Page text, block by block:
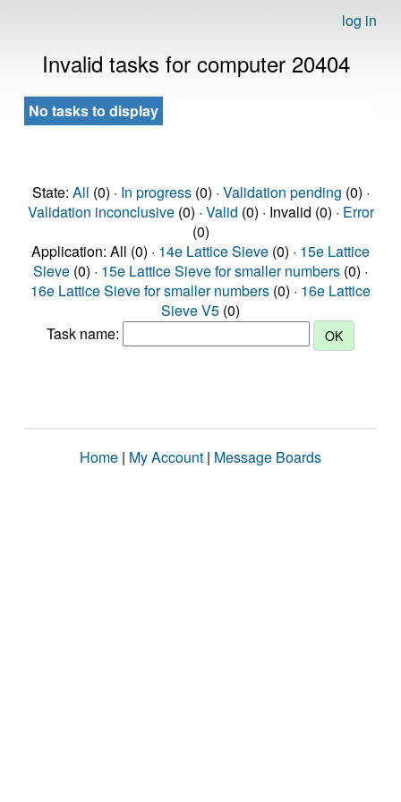
log in
Invalid tasks for computer 20404
No tasks to display
State: All (0) · In progress(0) · Validation pending (0) ·
Validation inconclusive(0) · Valid (0) · Invalid (0) · Error
(0)
Application: All (0) · 14e Lattice Sieve (0) · 15e Lattice
Sieve (0) · 15e Lattice Sieve for smaller numbers (0) ·
16e Lattice Sieve for smaller numbers (0) · 16e Lattice
Sieve V5 (0)
Task name:
Home | My Account | Message Boards